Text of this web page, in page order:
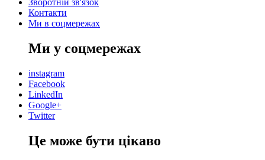
Зворотній зв'язок
Контакти
Ми в соцмережах
Ми у соцмережах
instagram
Facebook
LinkedIn
Google+
Twitter
Це може бути цікаво